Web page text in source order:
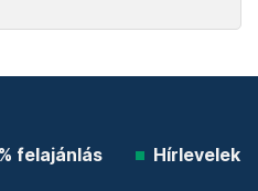
felajánlás Hírlevelek